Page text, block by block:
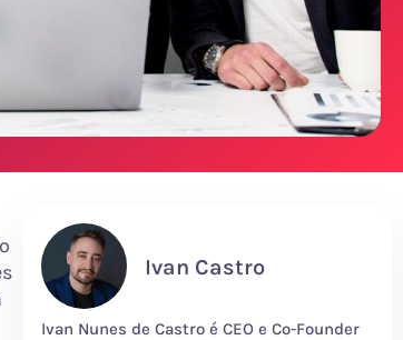
Ivan Castro
Ivan Nunes de Castro é CEO e Co-Founder